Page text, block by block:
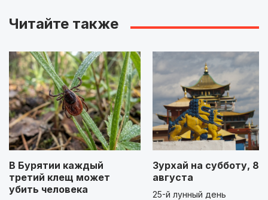
Читайте также
В Бурятии каждый
третий клещ может
убить человека
Зурхай на субботу, 8
августа
25-й лунный день